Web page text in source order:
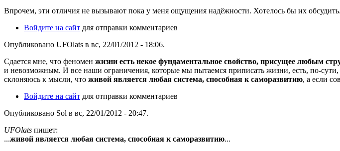
Впрочем, эти отличия не вызывают пока у меня ощущения надёжности. Хотелось бы их обсудить.
Войдите на сайт для отправки комментариев
Опубликовано UFOlats в вс, 22/01/2012 - 18:06.
Сдается мне, что феномен жизни есть некое фундаментальное свойство, присущее любым
и невозможным. И все наши ограничения, которые мы пытаемся приписать жизни, есть, по-
склоняюсь к мысли, что живой является любая система, способная к саморазвитию, а если
Войдите на сайт для отправки комментариев
Опубликовано Sol в вс, 22/01/2012 - 20:47.
UFOlats пишет:
...живой является любая система, способная к саморазвитию...